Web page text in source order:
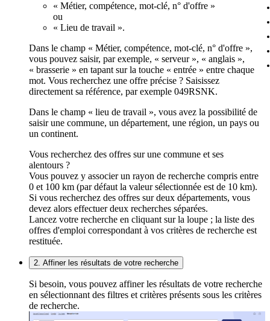
« Métier, compétence, mot-clé, n° d'offre »
ou
« Lieu de travail ».
Dans le champ « Métier, compétence, mot-clé, n° d'offre »,
vous pouvez saisir, par exemple, « serveur », « anglais »,
« brasserie » en tapant sur la touche « entrée » entre chaque
mot. Vous recherchez une offre précise ? Saisissez
directement sa référence, par exemple 049RSNK.
Dans le champ « lieu de travail », vous avez la possibilité de
saisir une commune, un département, une région, un pays ou
un continent.
Vous recherchez des offres sur une commune et ses
alentours ?
Vous pouvez y associer un rayon de recherche compris entre
0 et 100 km (par défaut la valeur sélectionnée est de 10 km).
Si vous recherchez des offres sur deux départements, vous
devez alors effectuer deux recherches séparées.
Lancez votre recherche en cliquant sur la loupe ; la liste des
offres d'emploi correspondant à vos critères de recherche est
restituée.
2. Affiner les résultats de votre recherche
Si besoin, vous pouvez affiner les résultats de votre recherche
en sélectionnant des filtres et critères présents sous les critères
de recherche.